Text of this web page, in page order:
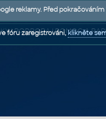
| PODPORA | POMOC A
reklamy. Před
fóru zaregistrováni,klikněte